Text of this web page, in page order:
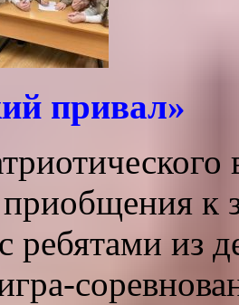
привал»
приобщения к
ребятами из